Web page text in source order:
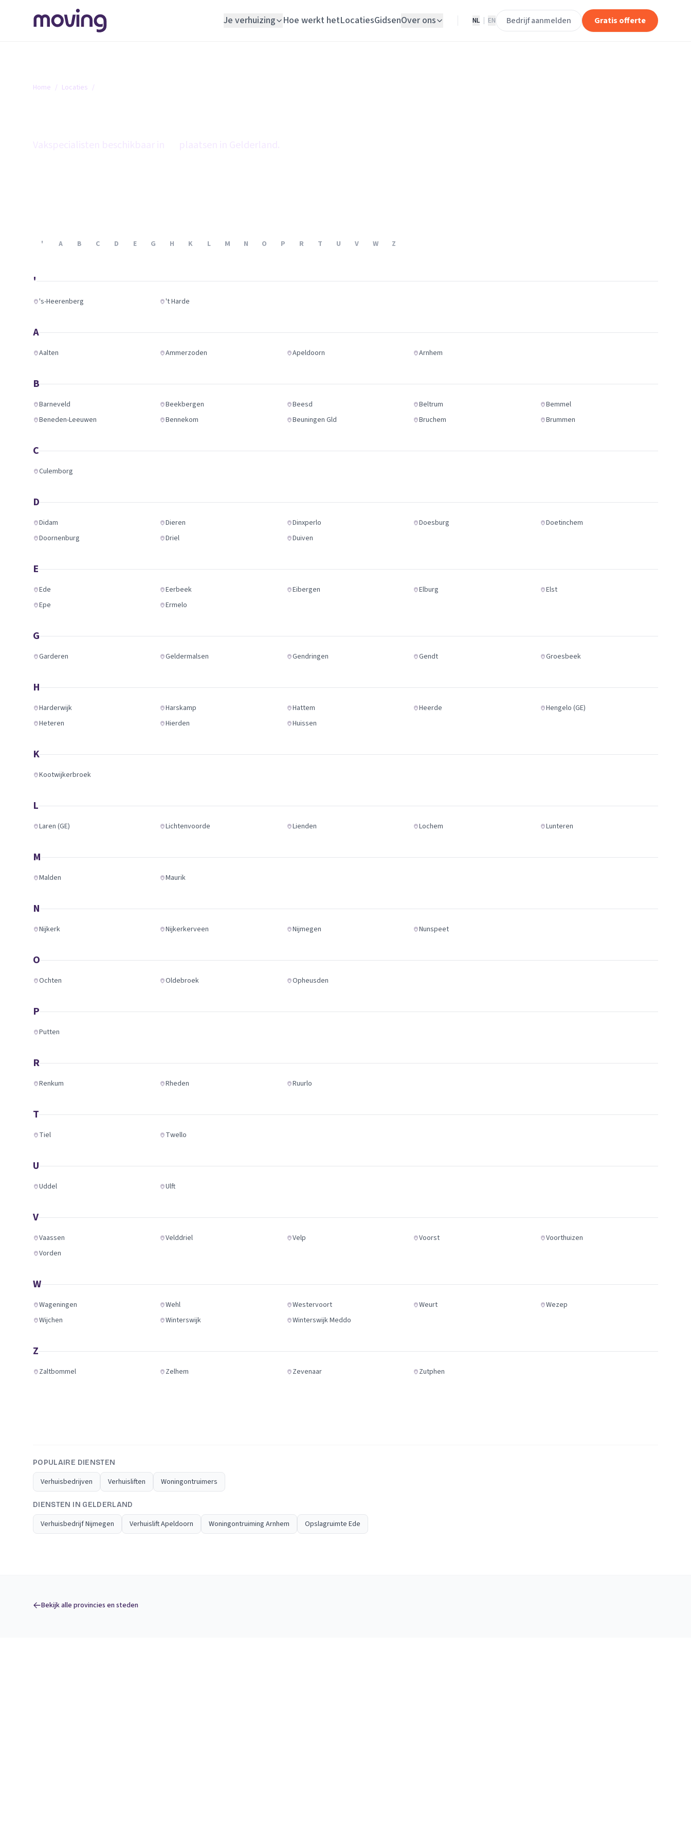
Je verhuizing Hoe werkt hetLocatiesGidsenOver ons NL EN Bedrijf aanmelden Gratis offerte
Home / Locaties /
' A B C D E G H K L M N O P R T U V W Z
'
's-Heerenberg 't Harde
A
Aalten Ammerzoden Apeldoorn Arnhem
B
Barneveld Beekbergen Beesd Beltrum
Bemmel
Beneden-Leeuwen
Bennekom Beuningen Gld Bruchem Brummen
C
Culemborg
D
Didam Dieren Dinxperlo Doesburg
Doetinchem
Doornenburg
Driel Duiven
E
Ede Eerbeek Eibergen Elburg
Elst
Epe
Ermelo
G
Garderen Geldermalsen Gendringen Gendt Groesbeek
H
Harderwijk Harskamp Hattem Heerde
Hengelo (GE)
Heteren
Hierden Huissen
K
Kootwijkerbroek
L
Laren (GE) Lichtenvoorde Lienden Lochem Lunteren
M
Malden Maurik
N
Nijkerk Nijkerkerveen Nijmegen Nunspeet
O
Ochten Oldebroek Opheusden
P
Putten
R
Renkum Rheden Ruurlo
T
Tiel Twello
U
Uddel Ulft
V
Vaassen Velddriel Velp Voorst
Voorthuizen
Vorden
W
Wageningen Wehl Westervoort Weurt
Wezep
Wijchen
Winterswijk Winterswijk Meddo
Z
Zaltbommel Zelhem Zevenaar Zutphen
POPULAIRE DIENSTEN
Verhuisbedrijven Verhuisliften Woningontruimers
DIENSTEN IN GELDERLAND
Verhuisbedrijf Nijmegen Verhuislift Apeldoorn Woningontruiming Arnhem Opslagruimte Ede
Bekijk alle provincies en steden